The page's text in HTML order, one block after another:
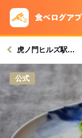
虎ノ門ヒルズ駅グルメへ
公式